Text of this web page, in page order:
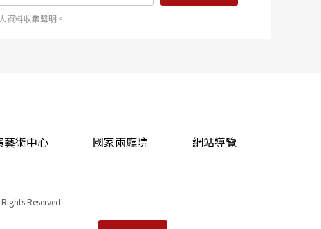
資料收集聲明。
藝術中心 國家兩廳院 網站導覽
Reserved